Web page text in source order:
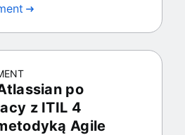
po
z ITIL 4
Agile